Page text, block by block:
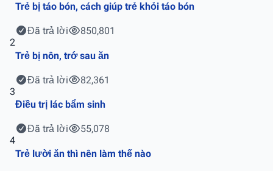
Trẻ bị táo bón, cách giúp trẻ khỏi táo bón
Đã trả lời
850,801
2
Trẻ bị nôn, trớ sau ăn
Đã trả lời
82,361
3
Điều trị lác bẩm sinh
Đã trả lời
55,078
4
Trẻ lười ăn thì nên làm thế nào